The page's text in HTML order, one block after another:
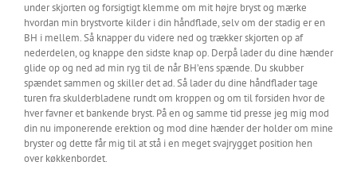
under skjorten og forsigtigt klemme om mit højre bryst og mærke
hvordan min brystvorte kilder i din håndflade, selv om der stadig er en
BH i mellem. Så knapper du videre ned og trækker skjorten op af
nederdelen, og knappe den sidste knap op. Derpå lader du dine hænder
glide op og ned ad min ryg til de når BH’ens spænde. Du skubber
spændet sammen og skiller det ad. Så lader du dine håndflader tage
turen fra skulderbladene rundt om kroppen og om til forsiden hvor de
hver favner et bankende bryst. På en og samme tid presse jeg mig mod
din nu imponerende erektion og mod dine hænder der holder om mine
bryster og dette får mig til at stå i en meget svajrygget position hen
over køkkenbordet.